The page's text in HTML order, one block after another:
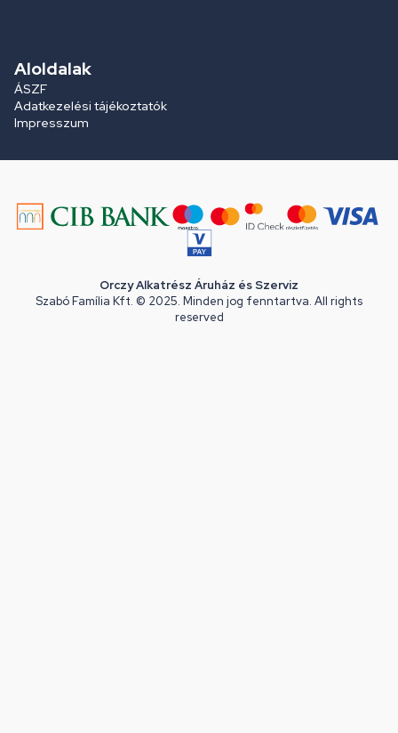
Aloldalak
ÁSZF
Adatkezelési tájékoztatók
Impresszum
Orczy Alkatrész Áruház és Szerviz
Szabó Família Kft. © 2025. Minden jog fenntartva. All rights
reserved